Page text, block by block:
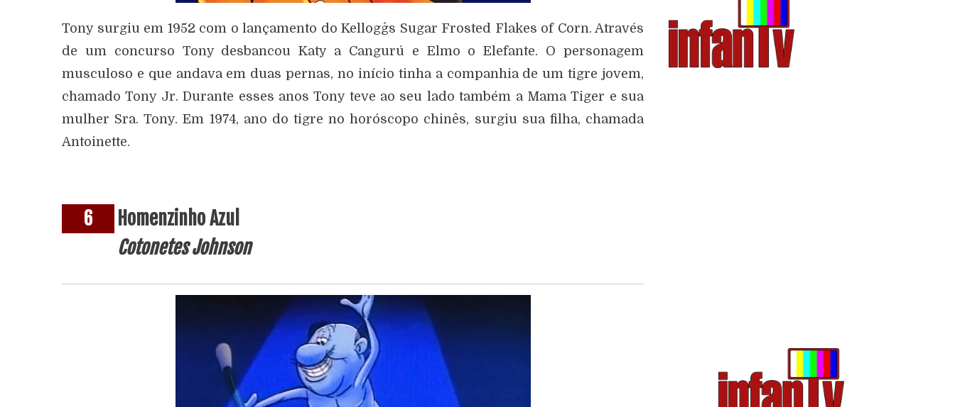
Tony surgiu em 1952 com o lançamento do Kellogg´s Sugar Frosted Flakes of Corn. Através
de um concurso Tony desbancou Katy a Cangurú e Elmo o Elefante. O personagem
musculoso e que andava em duas pernas, no início tinha a companhia de um tigre jovem,
chamado Tony Jr. Durante esses anos Tony teve ao seu lado também a Mama Tiger e sua
mulher Sra. Tony. Em 1974, ano do tigre no horóscopo chinês, surgiu sua filha, chamada
Antoinette.
6
Homenzinho Azul
Cotonetes Johnson